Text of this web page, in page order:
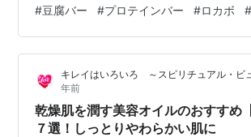
分的にはこうや豆腐の煮物も連想しま
原材料名：丸大豆(アメリカ産)(遺伝子組
理済)、醤油、砂糖、発酵調味料、たん白
塩、昆布エキス、野菜エキス/調味料(ア
剤(塩化マグネシウム(にがり))、カラメル
クラロース、甘…
#豆腐バー #プロテインバー #ロカボ
キレイはいろいろ ～スピリチュアル・ビ
年前
乾燥肌を潤す美容オイルのおすすめ
７選！しっとりやわらかい肌に